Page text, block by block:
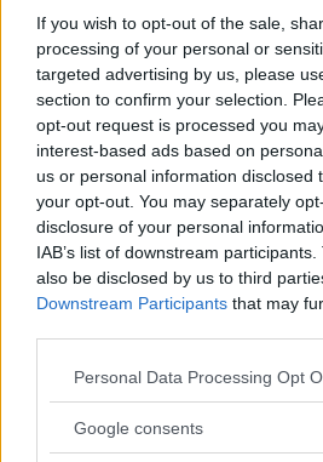
If you wish to opt-out of the sale,
processing of your personal or
targeted advertising by us, please
section to confirm your selection.
opt-out request is processed you
interest-based ads based on
us or personal information disclosed
your opt-out. You may separately
disclosure of your personal
IAB’s list of downstream
also be disclosed by us to third
Downstream Participants that may
Please note that this website/app
not limited to your visit or usage
Personal Data Processing Opt
Google consents
Sony FE
OSS – lätt
fågel,
F3 Foto –
fotodagar
Lund &
Dolby
nästa
ger bättre